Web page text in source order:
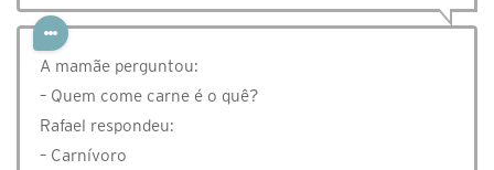
A mamãe perguntou:
– Quem come carne é o quê?
Rafael respondeu:
– Carnívoro